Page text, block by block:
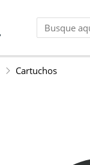
Cartuchos